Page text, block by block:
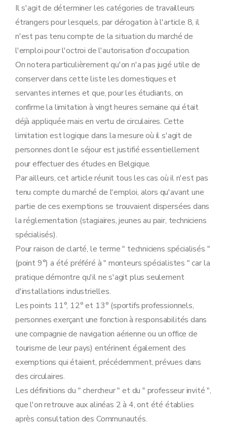
Il s'agit de déterminer les catégories de travailleurs
étrangers pour lesquels, par dérogation à l'article 8, il
n'est pas tenu compte de la situation du marché de
l'emploi pour l'octroi de l'autorisation d'occupation.
On notera particulièrement qu'on n'a pas jugé utile de
conserver dans cette liste les domestiques et
servantes internes et que, pour les étudiants, on
confirme la limitation à vingt heures semaine qui était
déjà appliquée mais en vertu de circulaires. Cette
limitation est logique dans la mesure où il s'agit de
personnes dont le séjour est justifié essentiellement
pour effectuer des études en Belgique.
Par ailleurs, cet article réunit tous les cas où il n'est pas
tenu compte du marché de l'emploi, alors qu'avant une
partie de ces exemptions se trouvaient dispersées dans
la réglementation (stagiaires, jeunes au pair, techniciens
spécialisés).
Pour raison de clarté, le terme " techniciens spécialisés "
(point 9°) a été préféré à " monteurs spécialistes " car la
pratique démontre qu'il ne s'agit plus seulement
d'installations industrielles.
Les points 11°, 12° et 13° (sportifs professionnels,
personnes exerçant une fonction à responsabilités dans
une compagnie de navigation aérienne ou un office de
tourisme de leur pays) entérinent également des
exemptions qui étaient, précédemment, prévues dans
des circulaires.
Les définitions du " chercheur " et du " professeur invité ",
que l'on retrouve aux alinéas 2 à 4, ont été établies
après consultation des Communautés.